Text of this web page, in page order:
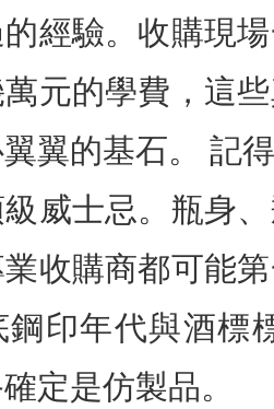
的經驗。收購現
元的學費，這
翼的基石。 記
級威士忌。瓶身
收購商都可能
鋼印年代與酒標
定是仿製品。